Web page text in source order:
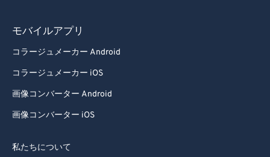
モバイルアプリ
コラージュメーカー Android
コラージュメーカー iOS
画像コンバーター Android
画像コンバーター iOS
私たちについて